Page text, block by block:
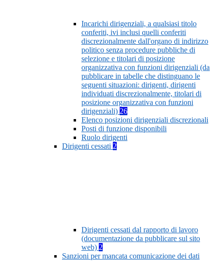
Incarichi dirigenziali, a qualsiasi titolo
conferiti, ivi inclusi quelli conferiti
discrezionalmente dall'organo di indirizzo
politico senza procedure pubbliche di
selezione e titolari di posizione
organizzativa con funzioni dirigenziali (da
pubblicare in tabelle che distinguano le
seguenti situazioni: dirigenti, dirigenti
individuati discrezionalmente, titolari di
posizione organizzativa con funzioni
dirigenziali) 26
Elenco posizioni dirigenziali discrezionali
Posti di funzione disponibili
Ruolo dirigenti
Dirigenti cessati 2
Dirigenti cessati dal rapporto di lavoro
(documentazione da pubblicare sul sito
web) 2
Sanzioni per mancata comunicazione dei dati